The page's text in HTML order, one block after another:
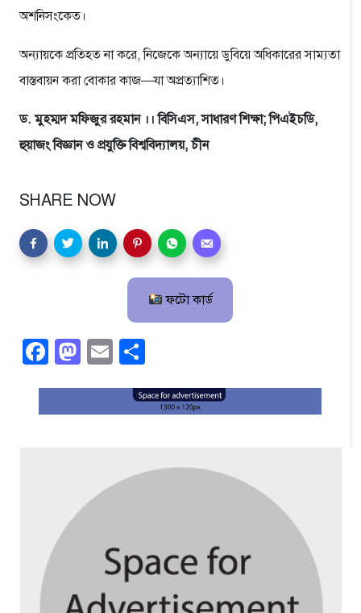
অশনিসংকেত।
অন্যায়কে প্রতিহত না করে, নিজেকে অন্যায়ে ডুবিয়ে অধিকারের সাম্যতা
বাস্তবায়ন করা বোকার কাজ—যা অপ্রত্যাশিত।
ড. মুহম্মদ মফিজুর রহমান ।। বিসিএস, সাধারণ শিক্ষা; পিএইচডি,
হুয়াজং বিজ্ঞান ও প্রযুক্তি বিশ্ববিদ্যালয়, চীন
SHARE NOW
ফটো কার্ড
Facebook
Mastodon
Email